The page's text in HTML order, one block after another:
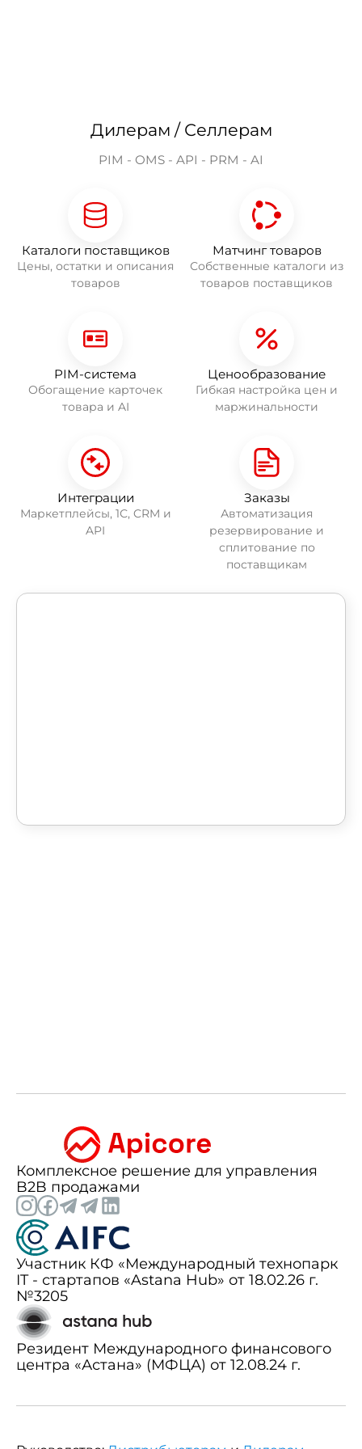
Дилерам / Селлерам
PIM - OMS - API - PRM - AI
Каталоги поставщиков
Цены, остатки и описания
товаров
Матчинг товаров
Собственные каталоги из
товаров поставщиков
PIM-система
Обогащение карточек
товара и AI
Ценообразование
Гибкая настройка цен и
маржинальности
Интеграции
Маркетплейсы, 1С, CRM и
API
Заказы
Автоматизация
резервирование и
сплитование по
поставщикам
Комплексное решение для управления
B2B продажами
Участник КФ «Международный технопарк
IT - стартапов «Astana Hub» от 18.02.26 г.
№3205
Резидент Международного финансового
центра «Астана» (МФЦА) от 12.08.24 г.